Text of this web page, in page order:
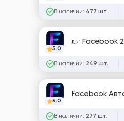
В наличии: 477 шт.
5.0
👉 Facebook
В наличии: 249 шт.
5.0
Facebook
В наличии: 277 шт.